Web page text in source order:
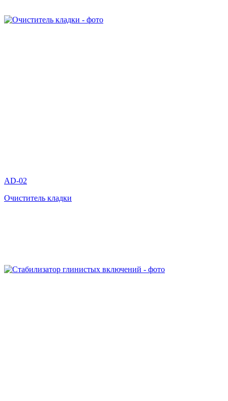
AD-02
Очиститель кладки